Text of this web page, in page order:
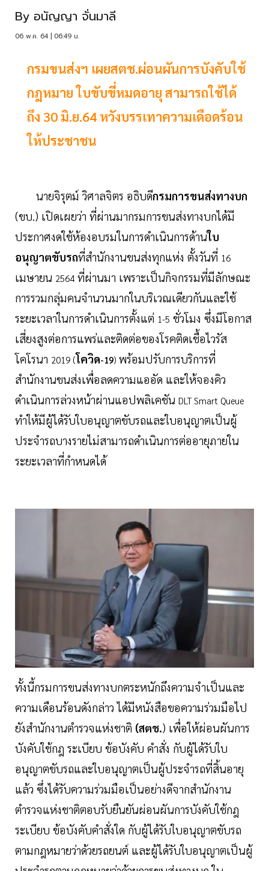
By อนัญญา จั่นมาลี
06 พ.ค. 64 | 06:49 น.
กรมขนส่งฯ เผยสตช.ผ่อนผันการบังคับใช้
กฎหมาย ใบขับขี่หมดอายุ สามารถใช้ได้
ถึง 30 มิ.ย.64 หวังบรรเทาความเดือดร้อน
ให้ประชาชน
นายจิรุตม์ วิศาลจิตร อธิบดีกรมการขนส่งทางบก
(ขบ.) เปิดเผยว่า ที่ผ่านมากรมการขนส่งทางบกได้มี
ประกาศงดใช้ห้องอบรมในการดำเนินการด้านใบ
อนุญาตขับรถที่สำนักงานขนส่งทุกแห่ง ตั้งวันที่ 16
เมษายน 2564 ที่ผ่านมา เพราะเป็นกิจกรรมที่มีลักษณะ
การรวมกลุ่มคนจำนวนมากในบริเวณเดียวกันและใช้
ระยะเวลาในการดำเนินการตั้งแต่ 1-5 ชั่วโมง ซึ่งมีโอกาส
เสี่ยงสูงต่อการแพร่และติดต่อของโรคติดเชื้อไวรัส
โคโรนา 2019 (โควิด-19) พร้อมปรับการบริการที่
สำนักงานขนส่งเพื่อลดความแออัด และให้จองคิว
ดำเนินการล่วงหน้าผ่านแอปพลิเคชัน DLT Smart Queue
ทำให้มีผู้ได้รับใบอนุญาตขับรถและใบอนุญาตเป็นผู้
ประจำรถบางรายไม่สามารถดำเนินการต่ออายุภายใน
ระยะเวลาที่กำหนดได้
ทั้งนี้กรมการขนส่งทางบกตระหนักถึงความจำเป็นและ
ความเดือนร้อนดังกล่าว ได้มีหนังสือขอความร่วมมือไป
ยังสำนักงานตำรวจแห่งชาติ (สตช.) เพื่อให้ผ่อนผันการ
บังคับใช้กฎ ระเบียบ ข้อบังคับ คำสั่ง กับผู้ได้รับใบ
อนุญาตขับรถและใบอนุญาตเป็นผู้ประจำรถที่สิ้นอายุ
แล้ว ซึ่งได้รับความร่วมมือเป็นอย่างดีจากสำนักงาน
ตำรวจแห่งชาติตอบรับยืนยันผ่อนผันการบังคับใช้กฎ
ระเบียบ ข้อบังคับคำสั่งใด กับผู้ได้รับใบอนุญาตขับรถ
ตามกฎหมายว่าด้วยรถยนต์ และผู้ได้รับใบอนุญาตเป็นผู้